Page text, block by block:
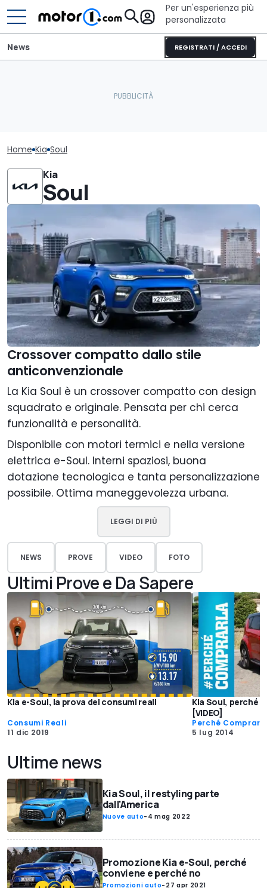
Per un'esperienza più
personalizzata
REGISTRATI / ACCEDI
News
Home Kia Soul
Kia
Soul
Crossover compatto dallo stile
anticonvenzionale
La Kia Soul è un crossover compatto con design
squadrato e originale. Pensata per chi cerca
funzionalità e personalità.
Disponibile con motori termici e nella versione
elettrica e-Soul. Interni spaziosi, buona
dotazione tecnologica e tanta personalizzazione
possibile. Ottima maneggevolezza urbana.
LEGGI DI PIÙ
NEWS PROVE VIDEO FOTO
Ultimi Prove e Da Sapere
Kia e-Soul, la prova dei consumi reali
Consumi Reali
11 dic 2019
Kia Soul, perché
[VIDEO]
Perché
5 lug 2014
Ultime news
Kia Soul, il restyling parte
dall'America
Nuove auto- 4 mag 2022
Promozione Kia e-Soul, perché
conviene e perché no
Promozioni auto- 27 apr 2021